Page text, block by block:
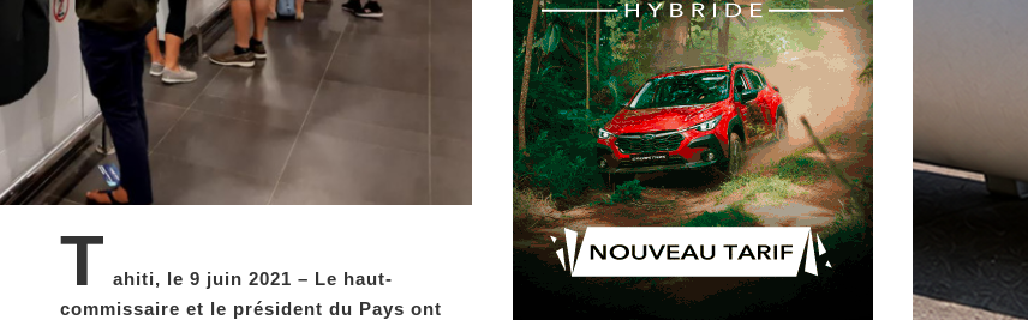
T ahiti, le 9 juin 2021 – Le haut-
commissaire et le président du Pays ont